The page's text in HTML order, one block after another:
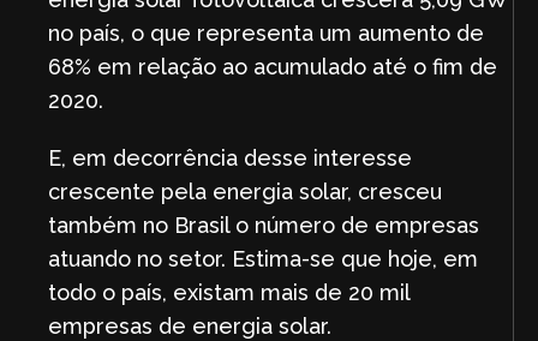
no país, o que representa um aumento de
68% em relação ao acumulado até o fim de
2020.
E, em decorrência desse interesse
crescente pela energia solar, cresceu
também no Brasil o número de empresas
atuando no setor. Estima-se que hoje, em
todo o país, existam mais de 20 mil
empresas de energia solar.